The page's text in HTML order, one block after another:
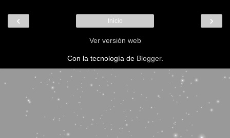
‹ ›
Inicio
Ver versión web
Con la tecnología de Blogger.